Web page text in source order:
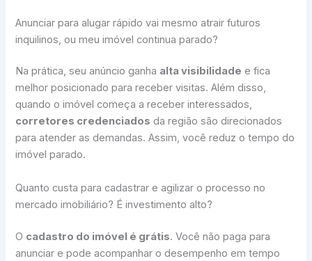
Anunciar para alugar rápido vai mesmo atrair futuros
inquilinos, ou meu imóvel continua parado?
Na prática, seu anúncio ganha alta visibilidade e fica
melhor posicionado para receber visitas. Além disso,
quando o imóvel começa a receber interessados,
corretores credenciados da região são direcionados
para atender as demandas. Assim, você reduz o tempo do
imóvel parado.
Quanto custa para cadastrar e agilizar o processo no
mercado imobiliário? É investimento alto?
O cadastro do imóvel é grátis. Você não paga para
anunciar e pode acompanhar o desempenho em tempo